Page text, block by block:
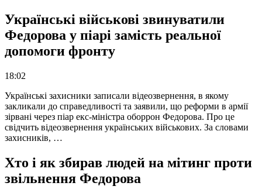
Українські військові звинуватили
Федорова у піарі замість реальної
допомоги фронту
18:02
Українські захисники записали відеозвернення, в якому
закликали до справедливості та заявили, що реформи в армії
зірвані через піар екс-міністра оборрон Федорова. Про це
свідчить відеозвернення українських військових. За словами
захисників, …
Хто і як збирав людей на мітинг проти
звільнення Федорова